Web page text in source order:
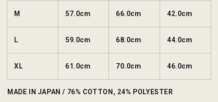
M 57.0cm 66.0cm 42.0cm
L 59.0cm 68.0cm 44.0cm
XL 61.0cm 70.0cm 46.0cm
MADE IN JAPAN / 76% COTTON, 24% POLYESTER